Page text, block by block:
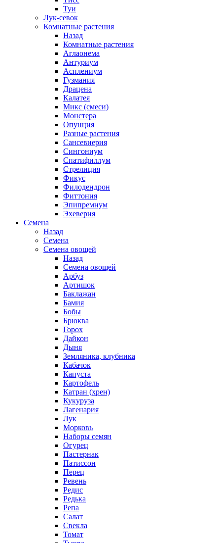
Туи
Лук-севок
Комнатные растения
Назад
Комнатные растения
Аглаонема
Антуриум
Асплениум
Гузмания
Драцена
Калатея
Микс (смеси)
Монстера
Опунция
Разные растения
Сансевиерия
Сингониум
Спатифиллум
Стрелиция
Фикус
Филодендрон
Фиттония
Эпипремнум
Эхеверия
Семена
Назад
Семена
Семена овощей
Назад
Семена овощей
Арбуз
Артишок
Баклажан
Бамия
Бобы
Брюква
Горох
Дайкон
Дыня
Земляника, клубника
Кабачок
Капуста
Картофель
Катран (хрен)
Кукуруза
Лагенария
Лук
Морковь
Наборы семян
Огурец
Пастернак
Патиссон
Перец
Ревень
Редис
Редька
Репа
Салат
Свекла
Томат